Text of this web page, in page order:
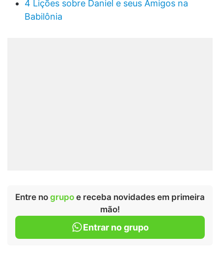
4 Lições sobre Daniel e seus Amigos na
Babilônia
Entre no grupo e receba novidades em primeira
mão!
Entrar no grupo